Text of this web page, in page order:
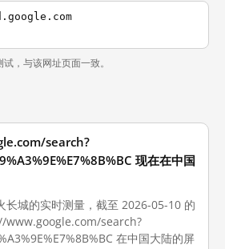
，与该网址页面一致。
search?
现在在中国
长城的实时测量，截至 2026-05-10 的
www.google.com/search?
在中国大陆的屏